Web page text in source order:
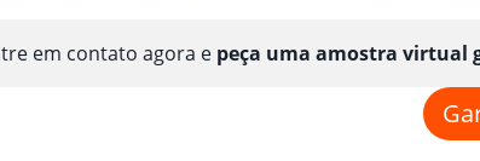
em contato agora e peça uma amostra virtual